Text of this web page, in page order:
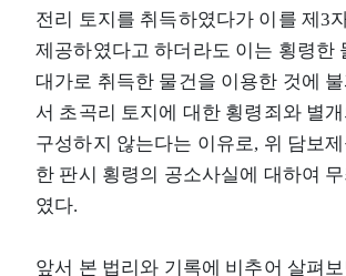
전리 토지를 취득하였다가 이를 제3
제공하였다고 하더라도 이는 횡령한
대가로 취득한 물건을 이용한 것에
서 초곡리 토지에 대한 횡령죄와 별
구성하지 않는다는 이유로, 위 담보
한 판시 횡령의 공소사실에 대하여
였다.
앞서 본 법리와 기록에 비추어 살펴